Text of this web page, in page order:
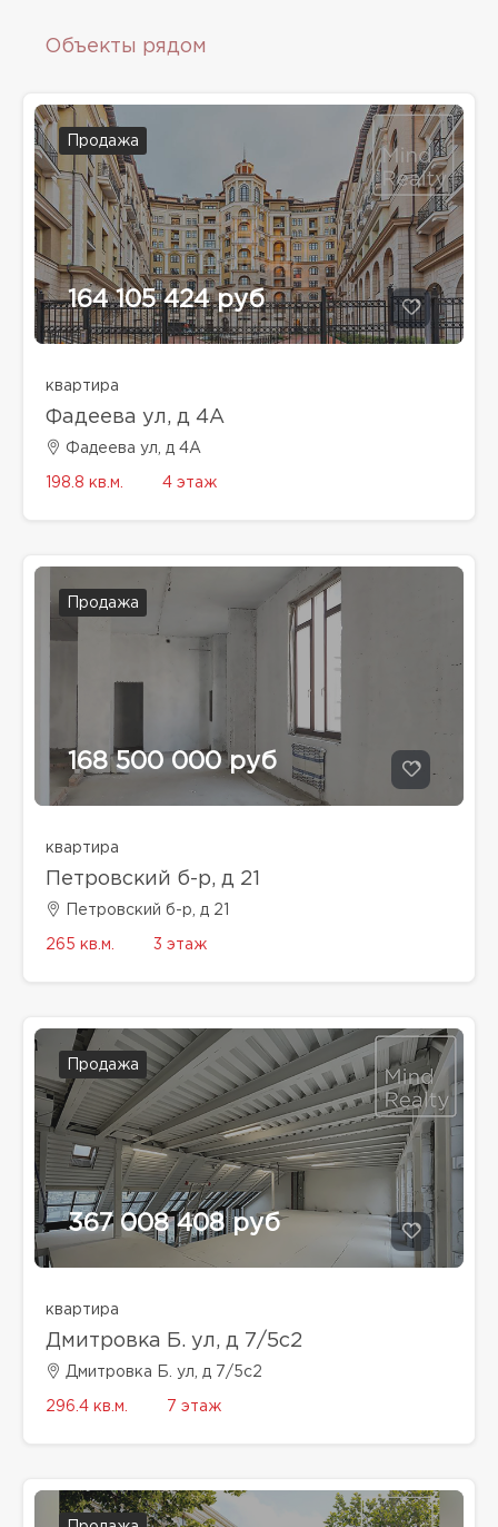
Объекты рядом
Продажа
164 105 424 руб
квартира
Фадеева ул, д 4A
Фадеева ул, д 4A
198.8 кв.м. 4 этаж
Продажа
168 500 000 руб
квартира
Петровский б-р, д 21
Петровский б-р, д 21
265 кв.м. 3 этаж
Продажа
367 008 408 руб
квартира
Дмитровка Б. ул, д 7/5с2
Дмитровка Б. ул, д 7/5с2
296.4 кв.м. 7 этаж